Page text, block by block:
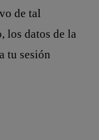
de tal
los datos de la
tu sesión